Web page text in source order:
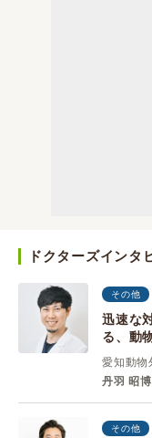
ドクターズインタ
その他
迅速な
る、動
愛知動物
丹羽 昭
その他